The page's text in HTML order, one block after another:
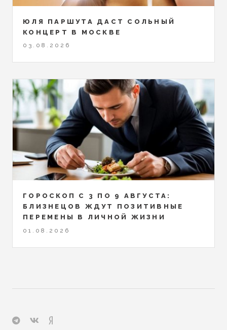
ЮЛЯ ПАРШУТА ДАСТ СОЛЬНЫЙ
КОНЦЕРТ В МОСКВЕ
03.08.2026
ГОРОСКОП С 3 ПО 9 АВГУСТА:
БЛИЗНЕЦОВ ЖДУТ ПОЗИТИВНЫЕ
ПЕРЕМЕНЫ В ЛИЧНОЙ ЖИЗНИ
01.08.2026